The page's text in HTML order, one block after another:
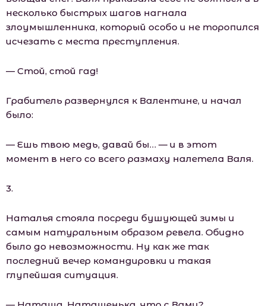
несколько быстрых шагов нагнала
злоумышленника, который особо и не торопился
исчезать с места преступления.
— Стой, стой гад!
Грабитель развернулся к Валентине, и начал
было:
— Ешь твою медь, давай бы… — и в этот
момент в него со всего размаху налетела Валя.
3.
Наталья стояла посреди бушующей зимы и
самым натуральным образом ревела. Обидно
было до невозможности. Ну как же так
последний вечер командировки и такая
глупейшая ситуация.